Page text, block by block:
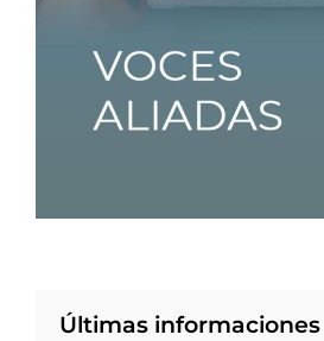
Últimas informaciones